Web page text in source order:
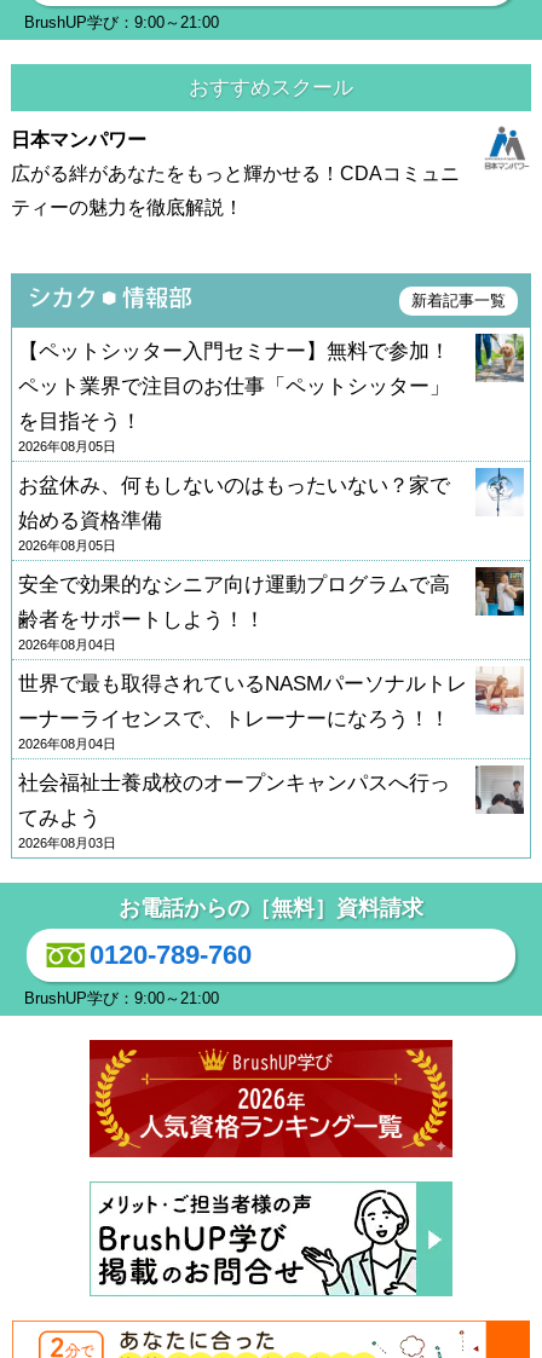
BrushUP学び：9:00～21:00
おすすめスクール
日本マンパワー
広がる絆があなたをもっと輝かせる！CDAコミュニ
ティーの魅力を徹底解説！
新着記事一覧
【ペットシッター入門セミナー】無料で参加！
ペット業界で注目のお仕事「ペットシッター」
を目指そう！
2026年08月05日
お盆休み、何もしないのはもったいない？家で
始める資格準備
2026年08月05日
安全で効果的なシニア向け運動プログラムで高
齢者をサポートしよう！！
2026年08月04日
世界で最も取得されているNASMパーソナルトレ
ーナーライセンスで、トレーナーになろう！！
2026年08月04日
社会福祉士養成校のオープンキャンパスへ行っ
てみよう
2026年08月03日
お電話からの［無料］資料請求
0120-789-760
BrushUP学び：9:00～21:00